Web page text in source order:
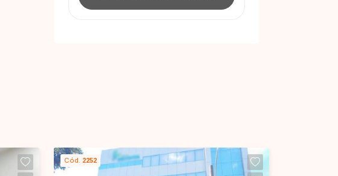
Cód. 2252